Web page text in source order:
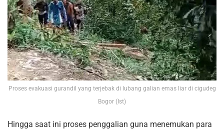
Proses evakuasi gurandil yang terjebak di lubang galian emas liar di cigudeg
Bogor (Ist)
Hingga saat ini proses penggalian guna menemukan para